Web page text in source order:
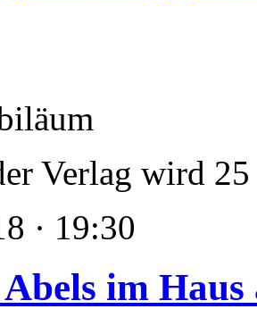
Verlag wird
· 19:30
im Haus